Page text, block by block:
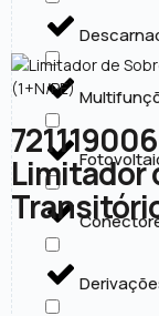
721119006
Limitador